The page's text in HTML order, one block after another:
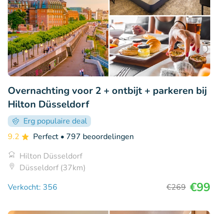
Overnachting voor 2 + ontbijt + parkeren bij
Hilton Düsseldorf
Erg populaire deal
9.2
Perfect • 797 beoordelingen
Hilton Düsseldorf
Düsseldorf (37km)
Verkocht: 356
€269 €99